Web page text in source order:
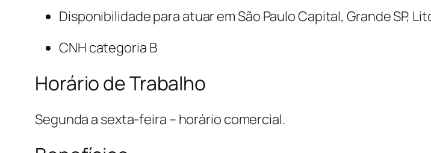
Disponibilidade para atuar em São Paulo Capital, Grande SP,
CNH categoria B
Horário de Trabalho
Segunda a sexta-feira – horário comercial.